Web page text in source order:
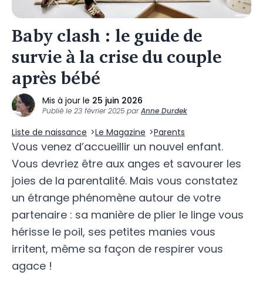
Baby clash : le guide de
survie à la crise du couple
après bébé
Mis à jour le 25 juin 2026
Publié le 23 février 2025 parAnne Durdek
Liste de naissance Le Magazine Parents
Vous venez d’accueillir un nouvel enfant.
Vous devriez être aux anges et savourer les
joies de la parentalité. Mais vous constatez
un étrange phénomène autour de votre
partenaire : sa manière de plier le linge vous
hérisse le poil, ses petites manies vous
irritent, même sa façon de respirer vous
agace !